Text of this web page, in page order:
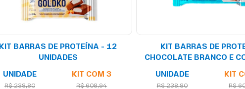
KIT BARRAS DE PROTEÍNA - 12
UNIDADES
UNIDADE
R$ 238,80
KIT COM 3
R$ 608,94
KIT BARRAS DE
CHOCOLATE BRANCO E
MARSHMALLOW 50G - 12
UNIDADE
R$ 238,80
KIT
R$